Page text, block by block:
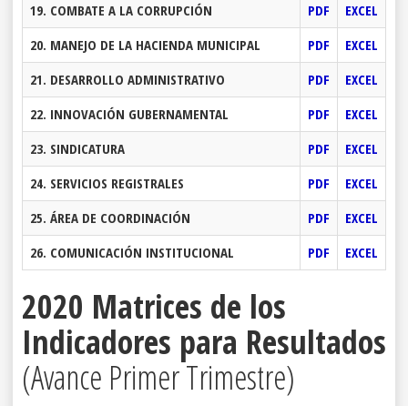
19. COMBATE A LA CORRUPCIÓN PDF
EXCEL
20. MANEJO DE LA HACIENDA MUNICIPAL
PDF
EXCEL
21. DESARROLLO ADMINISTRATIVO
PDF
EXCEL
22. INNOVACIÓN GUBERNAMENTAL
PDF
EXCEL
23. SINDICATURA
PDF
EXCEL
24. SERVICIOS REGISTRALES
PDF
EXCEL
25. ÁREA DE COORDINACIÓN
PDF
EXCEL
26. COMUNICACIÓN INSTITUCIONAL
PDF EXCEL
2020 Matrices de los
Indicadores para Resultados
(Avance Primer Trimestre)